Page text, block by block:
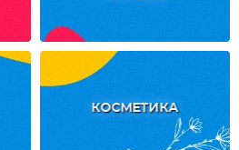
КОСМЕТИКА